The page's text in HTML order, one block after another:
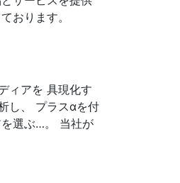
おります。
ィアを 具現化す
し、 プラスαを付
選ぶ…。 当社が